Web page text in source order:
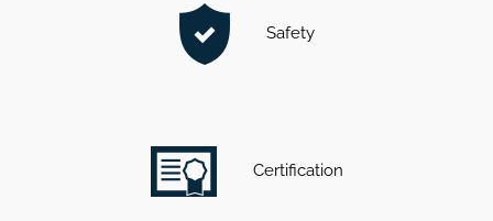
Safety
Certification